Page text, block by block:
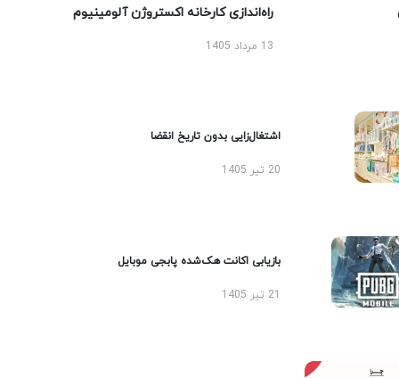
راه‌اندازی کارخانه اکستروژن آلومینیوم
13 مرداد 1405
اشتغال‌زایی بدون تاریخ انقضا
20 تیر 1405
بازیابی اکانت هک‌شده پابجی موبایل